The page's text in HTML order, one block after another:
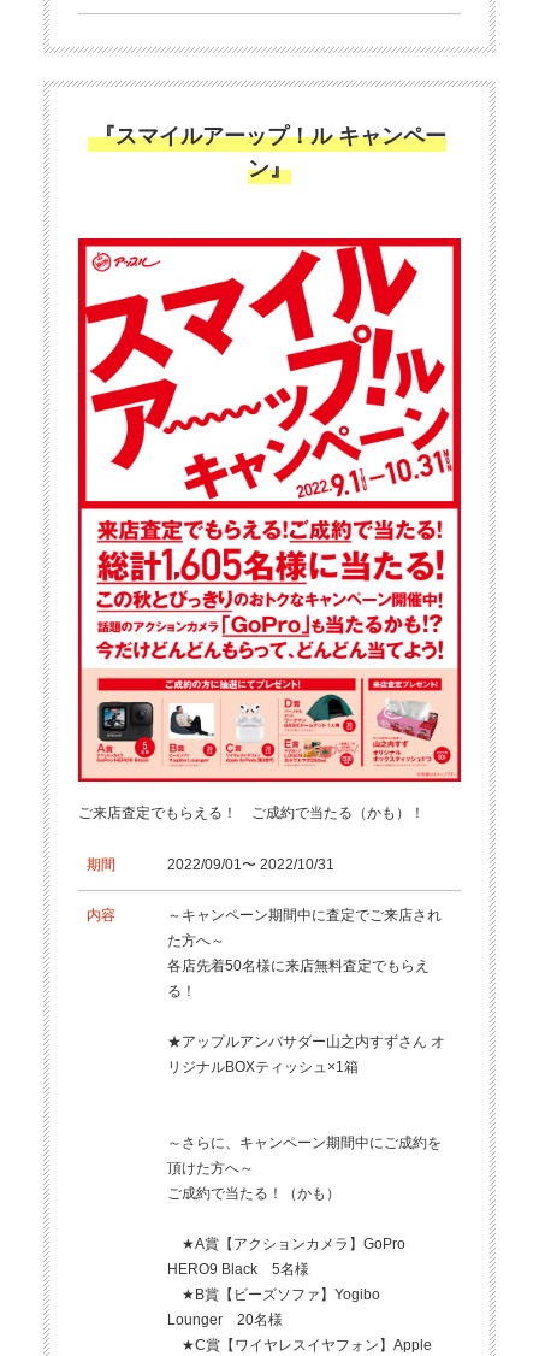
『スマイルアーップ！ル キャンペー
ン』
ご来店査定でもらえる！ ご成約で当たる（かも）！
期間 2022/09/01〜 2022/10/31
内容
～キャンペーン期間中に査定でご来店され
た方へ～
各店先着50名様に来店無料査定でもらえ
る！
★アップルアンバサダー山之内すずさん オ
リジナルBOXティッシュ×1箱
～さらに、キャンペーン期間中にご成約を
頂けた方へ～
ご成約で当たる！（かも）
★A賞【アクションカメラ】GoPro
HERO9 Black 5名様
★B賞【ビーズソファ】Yogibo
Lounger 20名様
★C賞【ワイヤレスイヤフォン】Apple